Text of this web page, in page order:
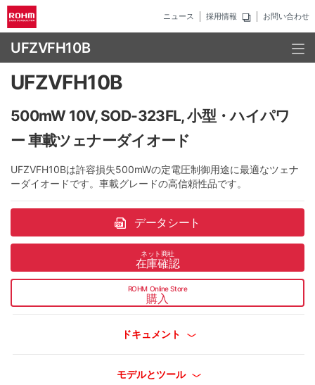
ニュース 採用情報 お問い合わせ
UFZVFH10B
UFZVFH10B
500mW 10V, SOD-323FL, 小型・ハイパワ
ー 車載ツェナーダイオード
UFZVFH10Bは許容損失500mWの定電圧制御用途に最適なツェナ
ーダイオードです。車載グレードの高信頼性品です。
データシート
ネット商社
在庫確認
ROHM Online Store
購入
ドキュメント
モデルとツール